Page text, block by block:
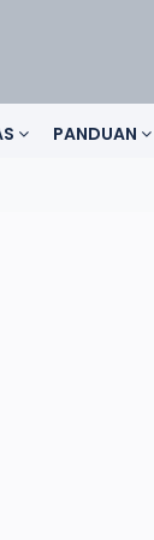
PANDUAN